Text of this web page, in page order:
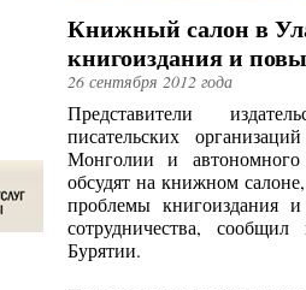
Книжный салон в
книгоиздания и
26 сентября 2012 года
Представители
писательских
Монголии и
обсудят на книжном
проблемы книгоиздания
сотрудничества, сообщил
Бурятии.